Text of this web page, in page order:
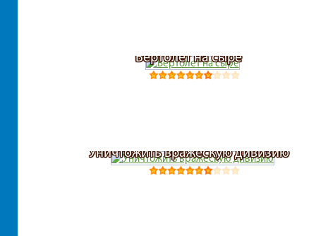
Вертолет на сыре
Уничтожить вражескую дивизию